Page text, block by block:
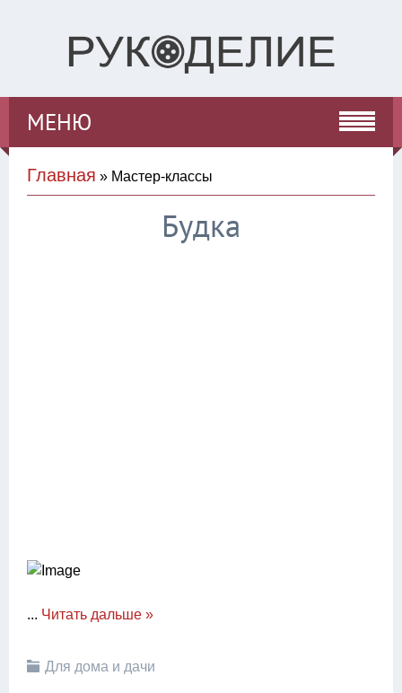
МЕНЮ
Главная » Мастер-классы
Будка
... Читать дальше »
Для дома и дачи